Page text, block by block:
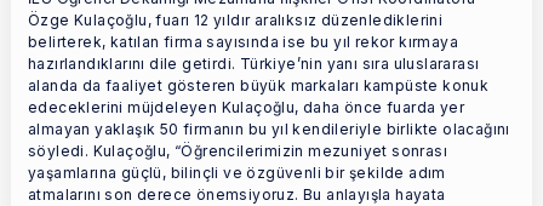
Özge Kulaçoğlu, fuarı 12 yıldır aralıksız düzenlediklerini
belirterek, katılan firma sayısında ise bu yıl rekor kırmaya
hazırlandıklarını dile getirdi. Türkiye’nin yanı sıra uluslararası
alanda da faaliyet gösteren büyük markaları kampüste konuk
edeceklerini müjdeleyen Kulaçoğlu, daha önce fuarda yer
almayan yaklaşık 50 firmanın bu yıl kendileriyle birlikte olacağını
söyledi. Kulaçoğlu, “Öğrencilerimizin mezuniyet sonrası
yaşamlarına güçlü, bilinçli ve özgüvenli bir şekilde adım
atmalarını son derece önemsiyoruz. Bu anlayışla hayata